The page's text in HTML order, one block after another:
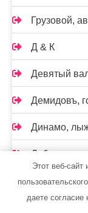
Грузовой,
Д & К
Девятый
Демидовъ,
Динамо,
Дубровка,
Дым гора,
Этот веб-
даете